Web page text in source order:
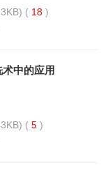
( 18 )
中的应用
( 5 )